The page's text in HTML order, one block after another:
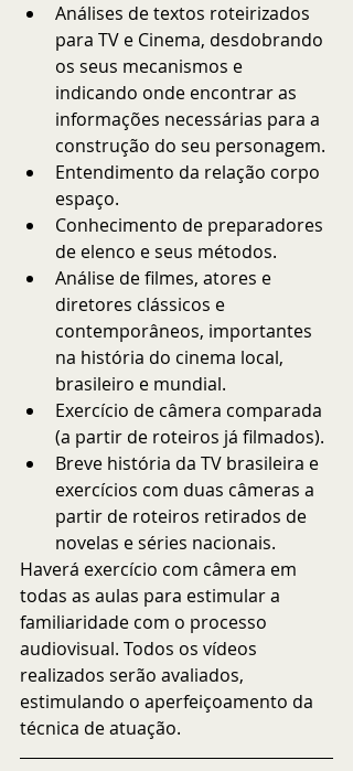
Análises de textos roteirizados
para TV e Cinema, desdobrando
os seus mecanismos e
indicando onde encontrar as
informações necessárias para a
construção do seu personagem.
Entendimento da relação corpo
espaço.
Conhecimento de preparadores
de elenco e seus métodos.
Análise de filmes, atores e
diretores clássicos e
contemporâneos, importantes
na história do cinema local,
brasileiro e mundial.
Exercício de câmera comparada
(a partir de roteiros já filmados).
Breve história da TV brasileira e
exercícios com duas câmeras a
partir de roteiros retirados de
novelas e séries nacionais.
Haverá exercício com câmera em
todas as aulas para estimular a
familiaridade com o processo
audiovisual. Todos os vídeos
realizados serão avaliados,
estimulando o aperfeiçoamento da
técnica de atuação.